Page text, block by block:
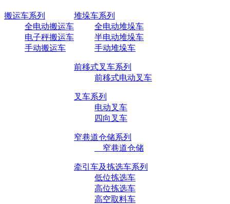
搬运车系列
全电动搬运车
电子秤搬运车
手动搬运车
堆垛车系列
全电动堆垛车
半电动堆垛车
手动堆垛车
前移式叉车系列
前移式电动叉车
叉车系列
电动叉车
四向叉车
窄巷道仓储系列
窄巷道仓储
牵引车及拣选车系列
低位拣选车
高位拣选车
高空取料车